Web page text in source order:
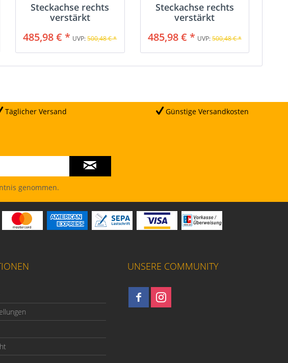
Steckachse rechts
verstärkt
485,98 € * UVP:500,48 € *
Steckachse rechts
verstärkt
485,98 € * UVP:500,48 € *
Täglicher Versand Günstige Versandkosten
genommen.
UNSERE COMMUNITY